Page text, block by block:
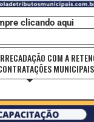
clicando aqui
COM A
MUNICIPAIS